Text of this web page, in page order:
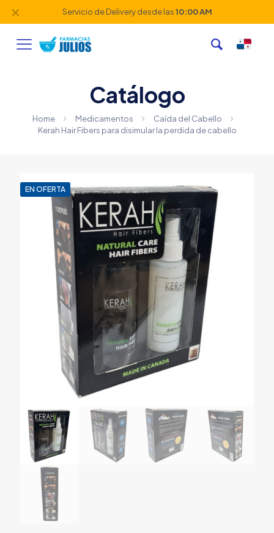
Servicio de Delivery desde las10:00 AM
✕
Catálogo
Home Medicamentos
Caída del Cabello
Kerah Hair Fibers para disimular la perdida de cabello
EN OFERTA